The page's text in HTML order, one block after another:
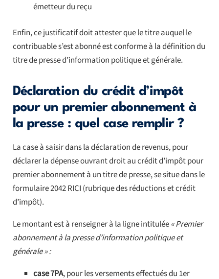
émetteur du reçu
Enfin, ce justificatif doit attester que le titre auquel le
contribuable s’est abonné est conforme à la définition du
titre de presse d’information politique et générale.
Déclaration du crédit d’impôt
pour un premier abonnement à
la presse : quel case remplir ?
La case à saisir dans la déclaration de revenus, pour
déclarer la dépense ouvrant droit au crédit d’impôt pour
premier abonnement à un titre de presse, se situe dans le
formulaire 2042 RICI (rubrique des réductions et crédit
d’impôt).
Le montant est à renseigner à la ligne intitulée« Premier
abonnement à la presse d’information politique et
générale » :
case 7PA, pour les versements effectués du 1er